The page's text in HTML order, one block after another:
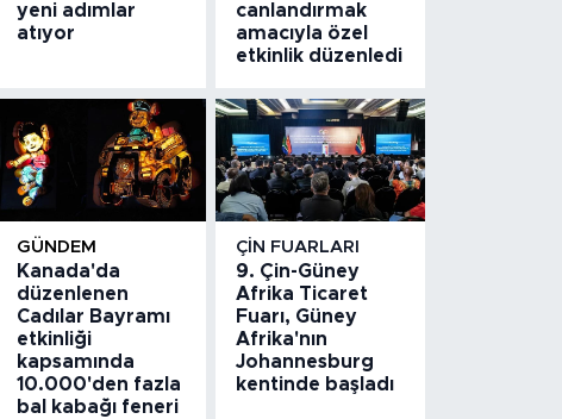
yeni adımlar
atıyor
canlandırmak
amacıyla özel
etkinlik düzenledi
GÜNDEM
Kanada'da
düzenlenen
Cadılar Bayramı
etkinliği
kapsamında
10.000'den fazla
bal kabağı feneri
ÇIN FUARLARI
9. Çin-Güney
Afrika Ticaret
Fuarı, Güney
Afrika'nın
Johannesburg
kentinde başladı